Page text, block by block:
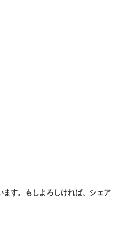
ます。もしよろしければ、シェア